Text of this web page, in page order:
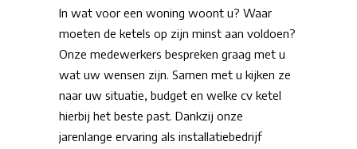
In wat voor een woning woont u? Waar
moeten de ketels op zijn minst aan voldoen?
Onze medewerkers bespreken graag met u
wat uw wensen zijn. Samen met u kijken ze
naar uw situatie, budget en welke cv ketel
hierbij het beste past. Dankzij onze
jarenlange ervaring als installatiebedrijf